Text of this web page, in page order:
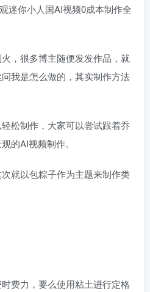
，很多博主随便发发作品，就
我是怎么做的，其实制作方法
松制作，大家可以尝试跟着乔
的AI视频制作。
就以包粽子作为主题来制作类
费力，要么使用粘土进行定格